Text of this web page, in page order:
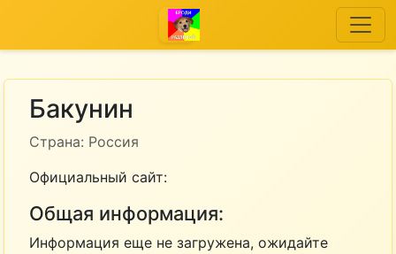
Бакунин
Страна: Россия
Официальный сайт:
Общая информация:
Информация еще не загружена, ожидайте